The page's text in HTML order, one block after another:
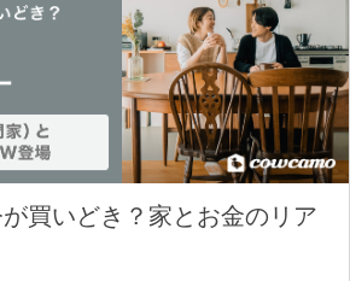
買いどき？家とお金のリア